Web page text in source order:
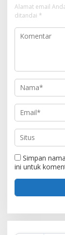
Alamat email
ditandai *
Simpan
ini untuk